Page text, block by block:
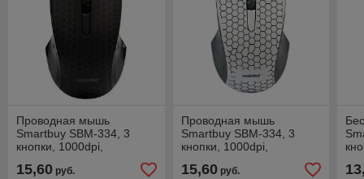
Проводная мышь
Smartbuy SBM-334, 3
кнопки, 1000dpi,
15,60 руб.
Проводная мышь
Smartbuy SBM-334, 3
кнопки, 1000dpi,
15,60руб.